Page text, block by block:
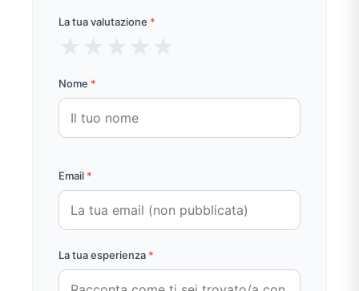
La tua valutazione *
Nome *
Email *
La tua esperienza *